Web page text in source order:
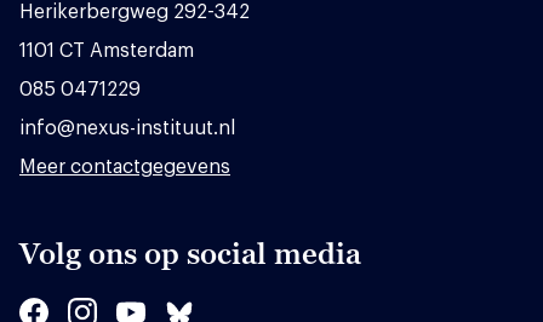
Herikerbergweg 292-342
1101 CT Amsterdam
085 0471229
info@nexus-instituut.nl
Meer contactgegevens
Volg ons op social media